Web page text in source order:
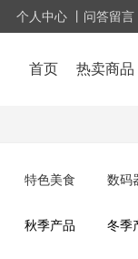
个人中心 丨问答留言
首页 热卖商品
特色美食 数码
秋季产品 冬季